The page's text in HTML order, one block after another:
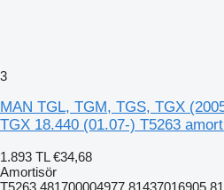
3
MAN TGL, TGM, TGS, TGX
TGX 18.440 (01.07-) T5263
1.893 TL €34,68
Amortisör
T5263 481700004977 81437016905